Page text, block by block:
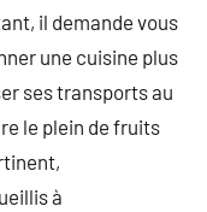
il demande vous
une cuisine plus
ses transports au
le plein de fruits
à